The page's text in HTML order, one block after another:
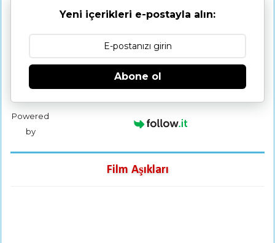
Yeni içerikleri e-postayla alın:
Abone ol
Powered
by
Film Aşıkları